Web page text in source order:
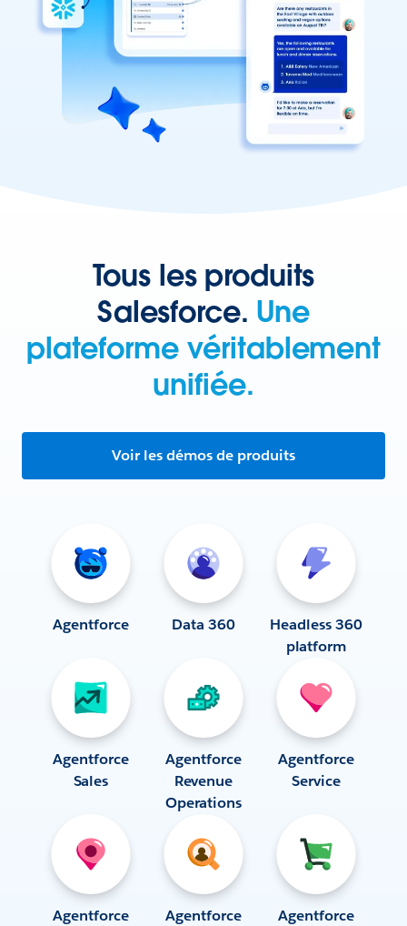
Tous les produits
Salesforce. Une
plateforme véritablement
unifiée.
Voir les démos de produits
Agentforce Data 360
Headless 360
platform
Agentforce
Sales
Agentforce
Revenue
Operations
Agentforce
Service
Agentforce
Agentforce
Agentforce